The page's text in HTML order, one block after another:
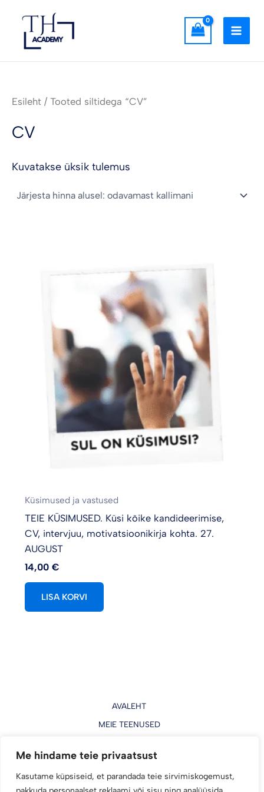
Me hindame teie privaatsust
Kasutame küpsiseid, et parandada teie sirvimiskogemust,
content
Esileht / Tooted siltidega “CV”
CV
Kuvatakse üksik tulemus
Küsimused ja vastused
TEIE KÜSIMUSED. Küsi kõike kandideerimise,
CV, intervjuu, motivatsioonikirja kohta. 27.
AUGUST
14,00 €
LISA KORVI
AVALEHT
MEIE TEENUSED
Vali koolitus